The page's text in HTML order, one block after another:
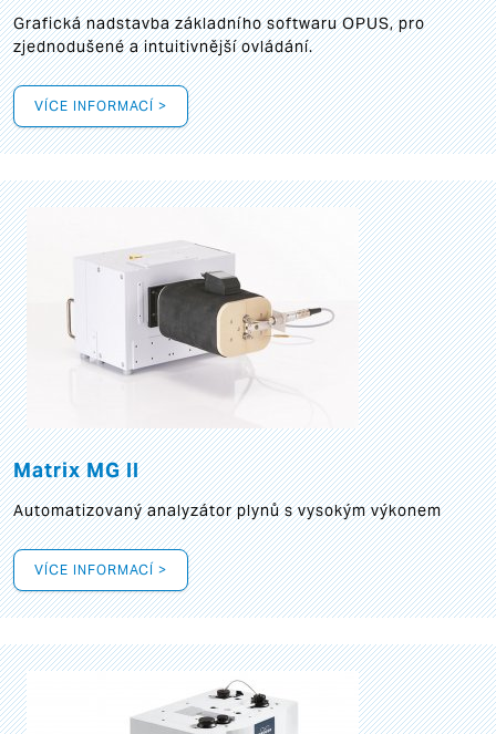
Grafickánadstavba základního softwaru OPUS, pro
zjednodušené a intuitivnější ovládání.
VÍCE INFORMACÍ >
Matrix MG II
Automatizovaný analyzátor plynů s vysokým výkonem
VÍCE INFORMACÍ >